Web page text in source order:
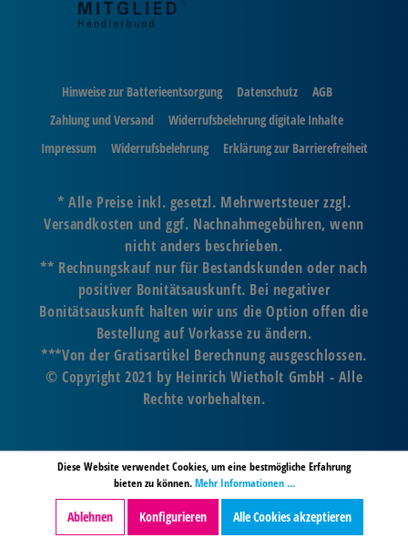
Hinweise zur Batterieentsorgung Datenschutz
AGB
Zahlung und Versand
Widerrufsbelehrung digitale Inhalte
Impressum
Widerrufsbelehrung Erklärung zur Barrierefreiheit
* Alle Preise inkl. gesetzl. Mehrwertsteuer zzgl.
Versandkosten und ggf. Nachnahmegebühren, wenn
nicht anders beschrieben.
** Rechnungskauf nur für Bestandskunden oder nach
positiver Bonitätsauskunft. Bei negativer
Bonitätsauskunft halten wir uns die Option offen die
Bestellung auf Vorkasse zu ändern.
***Von der Gratisartikel Berechnung ausgeschlossen.
© Copyright 2021 by Heinrich Wietholt GmbH - Alle
Rechte vorbehalten.
Diese Website verwendet Cookies, um eine bestmögliche Erfahrung
bieten zu können.Mehr Informationen ...
Ablehnen Konfigurieren Alle Cookies akzeptieren